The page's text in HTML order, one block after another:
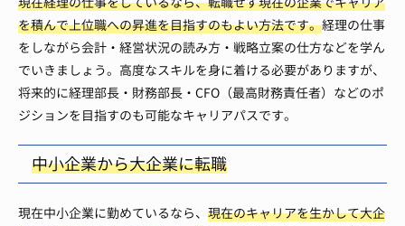
を積んで上位職への昇進を目指すのもよい方法です。経理の仕事
をしながら会計・経営状況の読み方・戦略立案の仕方などを学ん
でいきましょう。高度なスキルを身に着ける必要がありますが、
将来的に経理部長・財務部長・CFO（最高財務責任者）などのポ
ジションを目指すのも可能なキャリアパスです。
中小企業から大企業に転職
現在中小企業に勤めているなら、 現在のキャリアを生かして大企